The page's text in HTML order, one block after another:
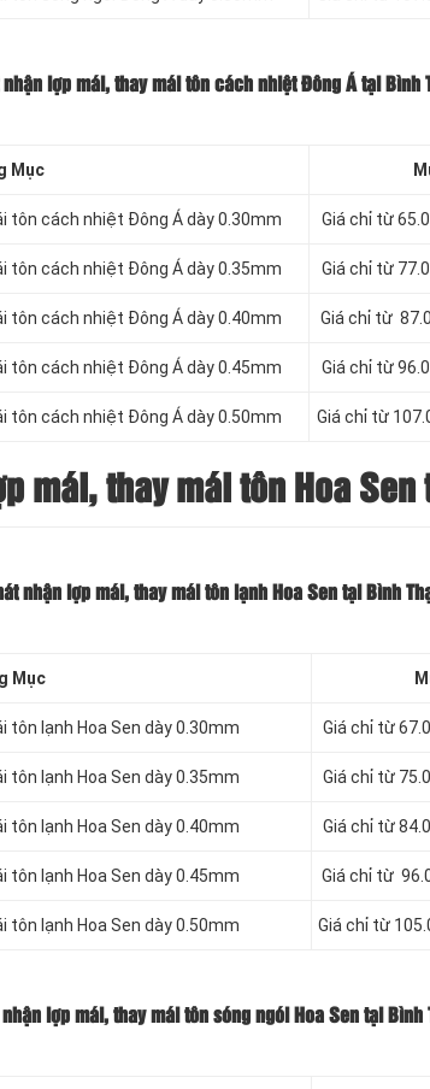
lợp mái, thay mái tôn cách nhiệt Đông Á tại Bình
Mục
tôn cách nhiệt Đông Á dày 0.30mm Giá chỉ từ
tôn cách nhiệt Đông Á dày 0.35mm Giá chỉ từ
tôn cách nhiệt Đông Á dày 0.40mm Giá chỉ từ
tôn cách nhiệt Đông Á dày 0.45mm Giá chỉ từ
tôn cách nhiệt Đông Á dày 0.50mm Giá chỉ từ
mái, thay mái tôn Hoa Sen
nhận lợp mái, thay mái tôn lạnh Hoa Sen tại Bình
Mục
lạnh Hoa Sen dày 0.30mm Giá chỉ từ
lạnh Hoa Sen dày 0.35mm Giá chỉ từ
lạnh Hoa Sen dày 0.40mm Giá chỉ từ
lạnh Hoa Sen dày 0.45mm Giá chỉ từ
lạnh Hoa Sen dày 0.50mm Giá chỉ từ
lợp mái, thay mái tôn sóng ngói Hoa Sen tại Bình